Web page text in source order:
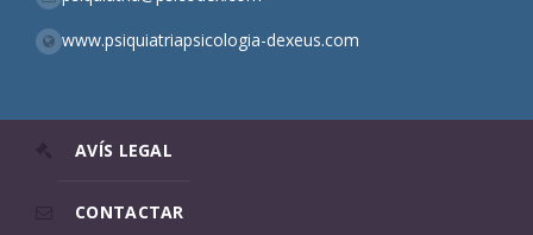
www.psiquiatriapsicologia-dexeus.com
AVÍS LEGAL
CONTACTAR